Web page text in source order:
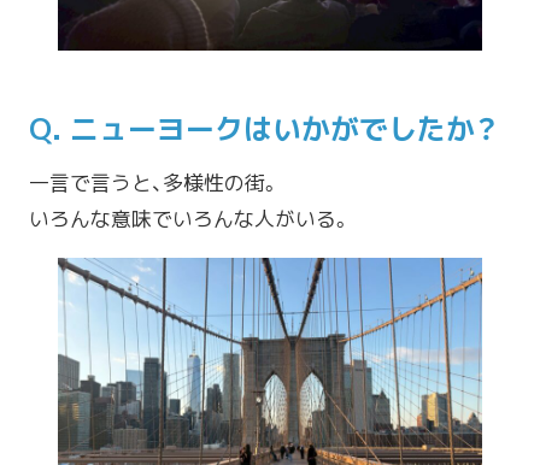
Q. ニューヨークはいかがでしたか？
一言で言うと、多様性の街。
いろんな意味でいろんな人がいる。